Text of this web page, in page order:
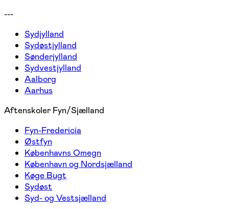
---
Sydjylland
Sydøstjylland
Sønderjylland
Sydvestjylland
Aalborg
Aarhus
Aftenskoler Fyn/Sjælland
Fyn-Fredericia
Østfyn
Københavns Omegn
København og Nordsjælland
Køge Bugt
Sydøst
Syd- og Vestsjælland